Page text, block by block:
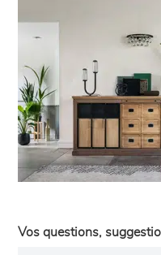
Vos questions,